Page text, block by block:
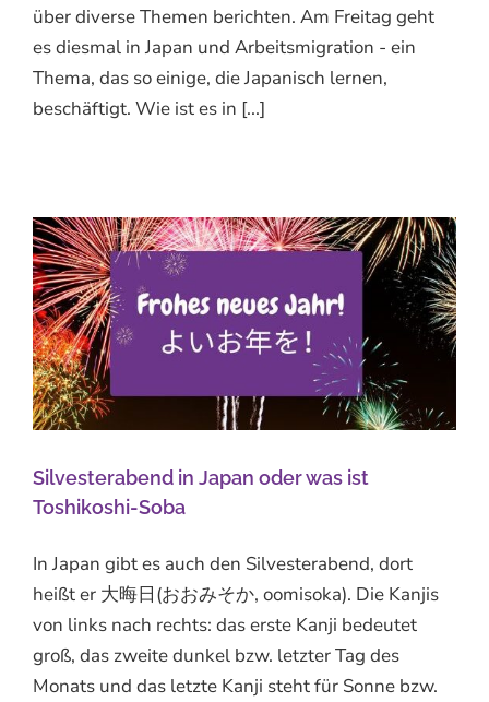
über diverse Themen berichten. Am Freitag geht
es diesmal in Japan und Arbeitsmigration - ein
Thema, das so einige, die Japanisch lernen,
beschäftigt. Wie ist es in [...]
Silvesterabend in Japan oder was ist
Toshikoshi-Soba
In Japan gibt es auch den Silvesterabend, dort
heißt er 大晦日(おおみそか, oomisoka). Die Kanjis
von links nach rechts: das erste Kanji bedeutet
groß, das zweite dunkel bzw. letzter Tag des
Monats und das letzte Kanji steht für Sonne bzw.